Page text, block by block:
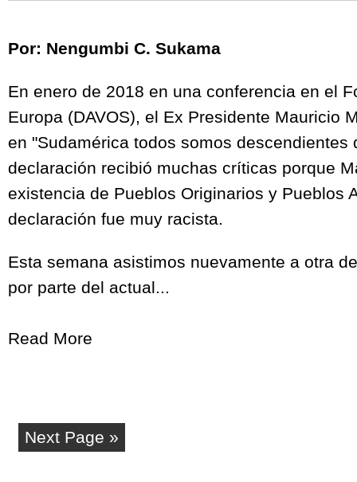
Por: Nengumbi C. Sukama
En enero de 2018 en una conferencia en el
Europa (DAVOS), el Ex Presidente Mauricio
en "Sudamérica todos somos descendientes
declaración recibió muchas críticas porque
existencia de Pueblos Originarios y Pueblos
declaración fue muy racista.
Esta semana asistimos nuevamente a otra
por parte del actual...
Read More
Next Page »